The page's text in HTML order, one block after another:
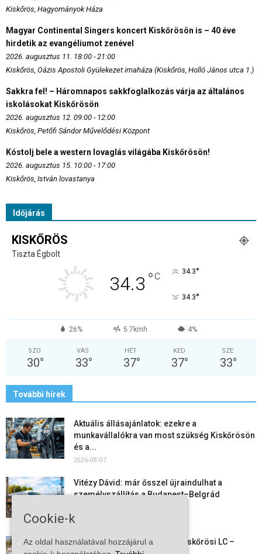
Kiskőrös, Hagyományok Háza
Magyar Continental Singers koncert Kiskőrösön is – 40 éve
hirdetik az evangéliumot zenével
2026. augusztus 11. 18:00 - 21:00
Kiskőrös, Oázis Apostoli Gyülekezet imaháza (Kiskőrös, Holló János utca 1.)
Sakkra fel! – Háromnapos sakkfoglalkozás várja az általános
iskolásokat Kiskőrösön
2026. augusztus 12. 09:00 - 12:00
Kiskőrös, Petőfi Sándor Művelődési Központ
Kóstolj bele a western lovaglás világába Kiskőrösön!
2026. augusztus 15. 10:00 - 17:00
Kiskőrös, István lovastanya
Időjárás
KISKŐRÖS
Tiszta Égbolt
34.3 °C 34.3°
34.3°
26% 5.7kmh 4%
SZO
30°
VAS
33°
HÉT
37°
KED
37°
SZE
33°
További hírek
Aktuális állásajánlatok: ezekre a
munkavállalókra van most szükség Kiskőrösön
és a...
2026-08-07
Vitézy Dávid: már ősszel újraindulhat a
személyszállítás a Budapest–Belgrád
2026-08-06
Megkezdte a felkészülést a Kiskőrösi LC –
Cookie-k
Az oldal használatával hozzájárul a